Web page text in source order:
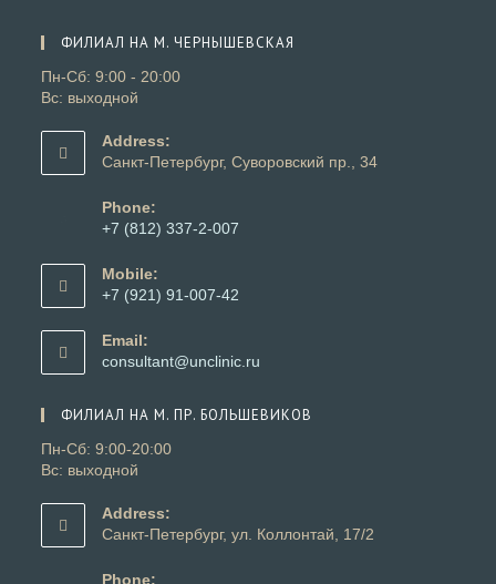
вкладке
ФИЛИАЛ НА М. ЧЕРНЫШЕВСКАЯ
Пн-Сб: 9:00 - 20:00
Вс: выходной
Address:
Санкт-Петербург, Суворовский пр., 34
Phone:
+7 (812) 337-2-007
в
вашем
Mobile:
+7 (921) 91-007-42
в
вашем
Email:
consultant@unclinic.ru
приложении
ФИЛИАЛ НА М. ПР. БОЛЬШЕВИКОВ
Пн-Сб: 9:00-20:00
Вс: выходной
Address:
Санкт-Петербург, ул. Коллонтай, 17/2
Phone: